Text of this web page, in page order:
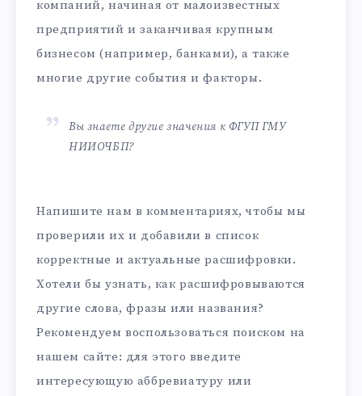
компаний, начиная от малоизвестных
предприятий и заканчивая крупным
бизнесом (например, банками), а также
многие другие события и факторы.
Вы знаете другие значения к ФГУП ГМУ
НИИОЧБП?
Напишите нам в комментариях, чтобы мы
проверили их и добавили в список
корректные и актуальные расшифровки.
Хотели бы узнать, как расшифровываются
другие слова, фразы или названия?
Рекомендуем воспользоваться поиском на
нашем сайте: для этого введите
интересующую аббревиатуру или